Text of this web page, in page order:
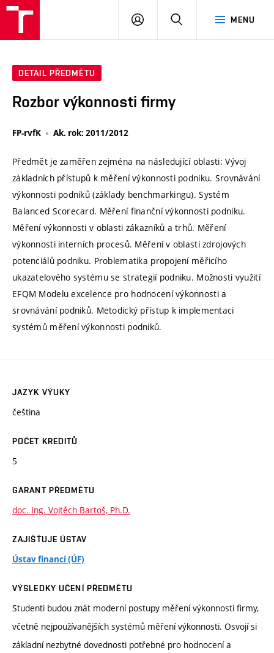
MENU
PŘIHLÁSIT
DETAIL PŘEDMĚTU
Rozbor výkonnosti firmy
FP-rvfK Ak. rok: 2011/2012
Předmět je zaměřen zejména na následující oblasti: Vývoj
základních přístupů k měření výkonnosti podniku. Srovnávání
výkonnosti podniků (základy benchmarkingu). Systém
Balanced Scorecard. Měření finanční výkonnosti podniku.
Měření výkonnosti v oblasti zákazníků a trhů. Měření
výkonnosti interních procesů. Měření v oblasti zdrojových
potenciálů podniku. Problematika propojení měřicího
ukazatelového systému se strategií podniku. Možnosti využití
EFQM Modelu excelence pro hodnocení výkonnosti a
srovnávání podniků. Metodický přístup k implementaci
systémů měření výkonnosti podniků.
JAZYK VÝUKY
čeština
POČET KREDITŮ
5
GARANT PŘEDMĚTU
doc. Ing. Vojtěch Bartoš, Ph.D.
ZAJIŠŤUJE ÚSTAV
Ústav financí (ÚF)
VÝSLEDKY UČENÍ PŘEDMĚTU
Studenti budou znát moderní postupy měření výkonnosti firmy,
včetně nejpoužívanějších systémů měření výkonnosti. Osvojí si
základní nezbytné dovednosti potřebné pro hodnocení a